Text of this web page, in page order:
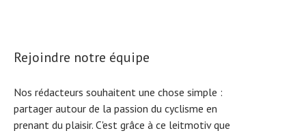
Rejoindre notre équipe
Nos rédacteurs souhaitent une chose simple :
partager autour de la passion du cyclisme en
prenant du plaisir. C'est grâce à ce leitmotiv que